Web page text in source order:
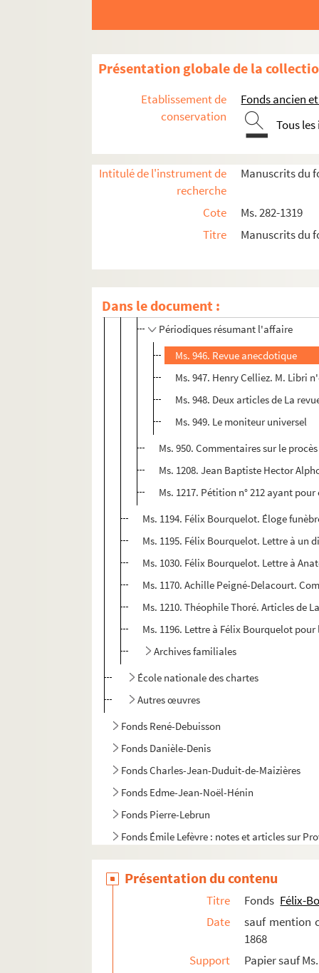
Présentation globale de la
Etablissement de
conservation
Fonds ancien
Tous
Intitulé de l'instrument de
recherche
Manuscrits du
Cote
Ms. 282-1319
Titre
Manuscrits du
Dans le document :
Comté de Champagne
Autres départements
Pays étrangers
Notes sur l'art
Archéologie
Paganisme et christianisme antique
Hérésies chrétiennes et sorcellerie
Histoire du suicide
Vie sociale scientifique et privée
Affaire Guillaume Libri
Périodiques résumant l'affaire
Ms. 946. Revue anecdotique
Ms. 947. Henry Celliez. M. Libri
Ms. 948. Deux articles de La
Ms. 949. Le moniteur universel
Ms. 950. Commentaires sur le procès
Ms. 1208. Jean Baptiste Hector
Ms. 1217. Pétition n° 212 ayant
Ms. 1194. Félix Bourquelot. Éloge
Ms. 1195. Félix Bourquelot. Lettre à
Ms. 1030. Félix Bourquelot. Lettre à
Ms. 1170. Achille Peigné-Delacourt.
Ms. 1210. Théophile Thoré. Articles de
Ms. 1196. Lettre à Félix Bourquelot
Archives familiales
École nationale des chartes
Autres œuvres
Fonds René-Debuisson
Fonds Danièle-Denis
Fonds Charles-Jean-Duduit-de-Maizières
Fonds Edme-Jean-Noël-Hénin
Fonds Pierre-Lebrun
Fonds Émile Lefèvre : notes et articles sur
Fonds Maximilien-Michelin, suite
Fonds Armand-Bernard-Moreau-de-La
Fonds de la famille Pétillon et de ses alliés
Fonds Jean-Baptiste-Rivot
Présentation du contenu
Titre Fonds Félix-
Date
sauf mention
1868
Support
Papier sauf